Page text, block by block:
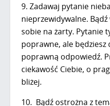
9. Zadawaj pytanie
nieprzewidywalne.
sobie na żarty. Pytanie
poprawne, ale będziesz
poprawną odpowiedź.
ciekawość Ciebie, o
bliżej.
10. Bądź ostrożna z